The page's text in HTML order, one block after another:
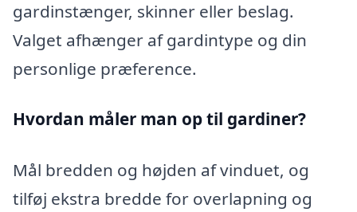
gardinstænger, skinner eller beslag.
Valget afhænger af gardintype og din
personlige præference.
Hvordan måler man op til gardiner?
Mål bredden og højden af vinduet, og
tilføj ekstra bredde for overlapning og